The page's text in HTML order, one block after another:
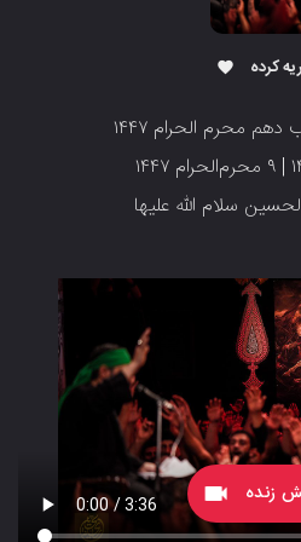
videocam زنده
کرده favorite
محرم الحرام ۱۴۴۷
سلام الله علیها